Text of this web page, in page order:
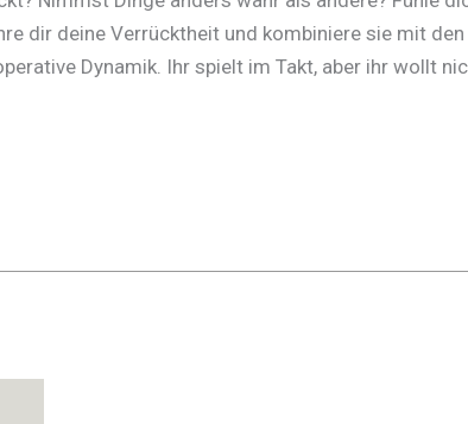
dir deine Verrücktheit und kombiniere sie mit
Dynamik. Ihr spielt im Takt, aber ihr wollt